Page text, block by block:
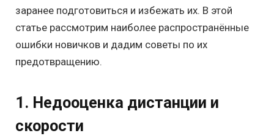
заранее подготовиться и избежать их. В этой
статье рассмотрим наиболее распространённые
ошибки новичков и дадим советы по их
предотвращению.
1. Недооценка дистанции и
скорости